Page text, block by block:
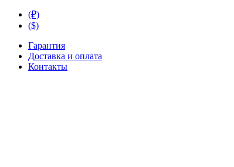
(₽)
($)
Гарантия
Доставка и оплата
Контакты